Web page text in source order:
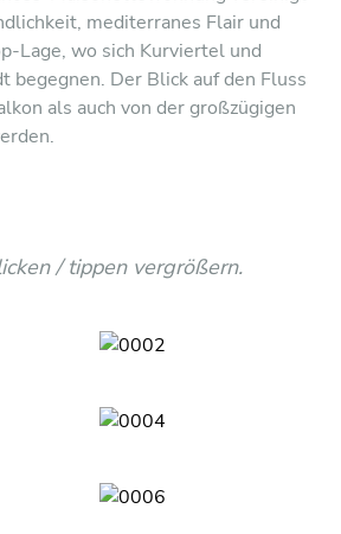
mediterranes Flair und
Lage, wo sich Kurviertel und
begegnen. Der Blick auf den Fluss
als auch von der großzügigen
/ tippen vergrößern.